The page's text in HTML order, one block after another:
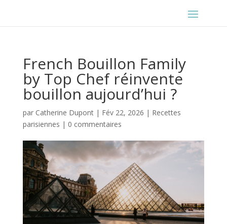
French Bouillon Family
by Top Chef réinvente
bouillon aujourd’hui ?
par Catherine Dupont| Fév 22, 2026 | Recettes
parisiennes | 0 commentaires